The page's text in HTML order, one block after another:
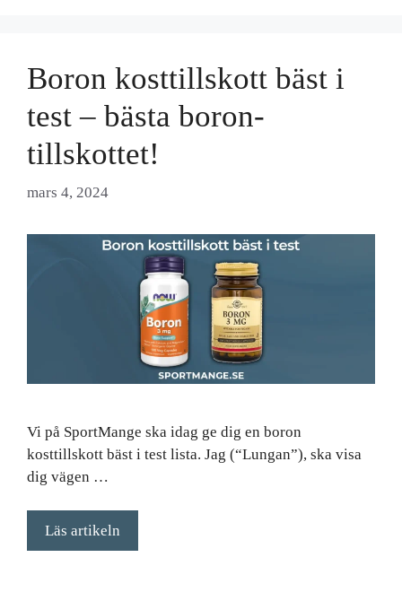
Boron kosttillskott bäst i
test – bästa boron-
tillskottet!
mars 4, 2024
Vi på SportMange ska idag ge dig en boron
kosttillskott bäst i test lista. Jag (“Lungan”), ska visa
dig vägen …
Läs artikeln